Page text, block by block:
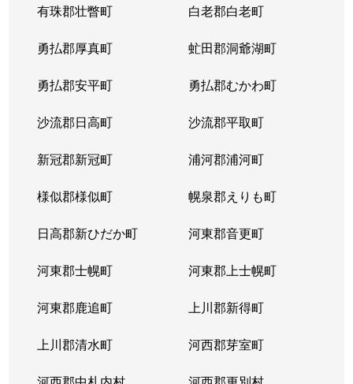
有珠郡壮瞥町 白老郡白老町
勇払郡厚真町 虻田郡洞爺湖町
勇払郡安平町 勇払郡むかわ町
沙流郡日高町 沙流郡平取町
新冠郡新冠町 浦河郡浦河町
様似郡様似町 幌泉郡えりも町
日高郡新ひだか町 河東郡音更町
河東郡士幌町 河東郡上士幌町
河東郡鹿追町 上川郡新得町
上川郡清水町 河西郡芽室町